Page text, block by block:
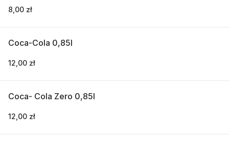
8,00 zł
Coca-Cola 0,85l
12,00 zł
Coca- Cola Zero 0,85l
12,00 zł